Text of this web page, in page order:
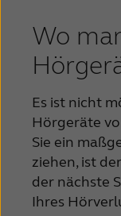
Wo
Es ist nicht
Hörgeräte
Sie ein
ziehen, ist
der nächste
Ihres